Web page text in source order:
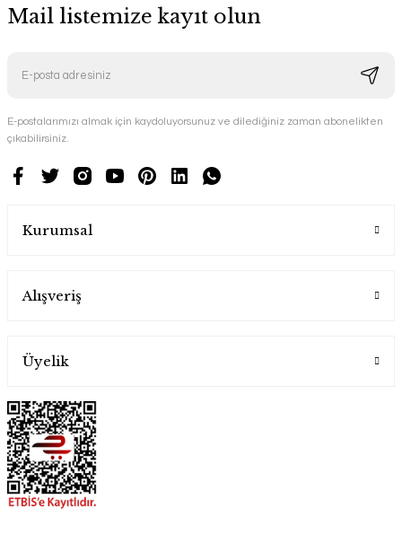
Mail listemize kayıt olun
E-postalarımızı almak için kaydoluyorsunuz ve dilediğiniz zaman abonelikten
çıkabilirsiniz.
Kurumsal
Alışveriş
Üyelik